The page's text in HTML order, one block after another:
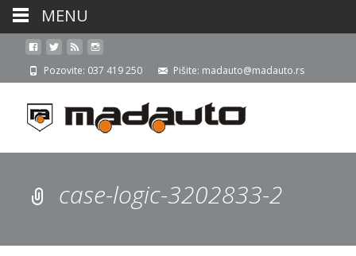
Pozovite: 037 419 250 Pišite: madauto@madauto.rs
case-logic-3202833-2
MENU